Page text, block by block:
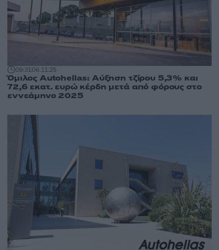
09:3106.11.25
Όμιλος Autohellas: Αύξηση τζίρου 5,3% και
72,6 εκατ. ευρώ κέρδη μετά από φόρους στο
εννεάμηνο 2025